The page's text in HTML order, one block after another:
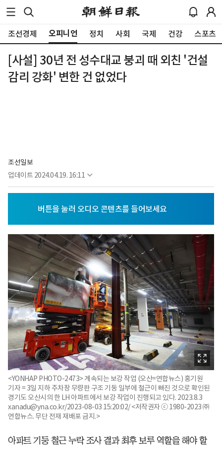
조선경제 오피니언 정치 사회 국제 건강 스포츠
[사설] 30년 전 성수대교 붕괴 때 외친 '건설
감리 강화' 변한 건 없었다
조선일보
업데이트 2024.04.19. 16:11
<YONHAP PHOTO-2473> 계속되는 보강 작업 (오산=연합뉴스) 홍기원
기자 = 3일 지하 주차장 무량판 구조 기둥 일부에 철근이 빠진 것으로 확인된
경기도 오산시의 한 LH 아파트에서 보강 작업이 진행되고 있다. 2023.8.3
xanadu@yna.co.kr/2023-08-03 15:20:02/ <저작권자 ⓒ 1980-2023 ㈜
연합뉴스. 무단 전재 재배포 금지.>
아파트 기둥 철근 누락 조사 결과 최후 보루 역할을 해야 할